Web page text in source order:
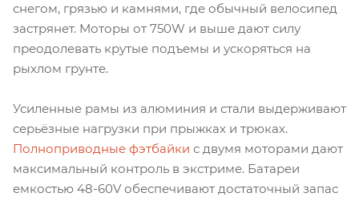
снегом, грязью и камнями, где обычный велосипед
застрянет. Моторы от 750W и выше дают силу
преодолевать крутые подъемы и ускоряться на
рыхлом грунте.
Усиленные рамы из алюминия и стали выдерживают
серьёзные нагрузки при прыжках и трюках.
Полноприводные фэтбайки с двумя моторами дают
максимальный контроль в экстриме. Батареи
емкостью 48-60V обеспечивают достаточный запас